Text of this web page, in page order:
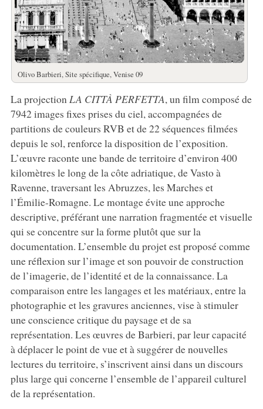
Olivo Barbieri, Site spécifique, Venise 09
La projectionLA CITTÀ PERFETTA, un film composé de
7942 images fixes prises du ciel, accompagnées de
partitions de couleurs RVB et de 22 séquences filmées
depuis le sol, renforce la disposition de l’exposition.
L’œuvre raconte une bande de territoire d’environ 400
kilomètres le long de la côte adriatique, de Vasto à
Ravenne, traversant les Abruzzes, les Marches et
l’Émilie-Romagne. Le montage évite une approche
descriptive, préférant une narration fragmentée et visuelle
qui se concentre sur la forme plutôt que sur la
documentation. L’ensemble du projet est proposé comme
une réflexion sur l’image et son pouvoir de construction
de l’imagerie, de l’identité et de la connaissance. La
comparaison entre les langages et les matériaux, entre la
photographie et les gravures anciennes, vise à stimuler
une conscience critique du paysage et de sa
représentation. Les œuvres de Barbieri, par leur capacité
à déplacer le point de vue et à suggérer de nouvelles
lectures du territoire, s’inscrivent ainsi dans un discours
plus large qui concerne l’ensemble de l’appareil culturel
de la représentation.